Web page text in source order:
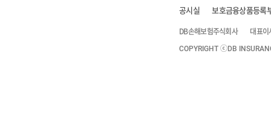
공시실 보호금융상품등록
DB손해보험주식회사 대표이
COPYRIGHT ⓒDB